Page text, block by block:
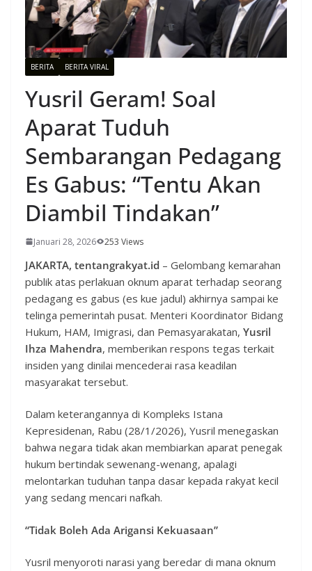
BERITA BERITA VIRAL
Yusril Geram! Soal
Aparat Tuduh
Sembarangan Pedagang
Es Gabus: “Tentu Akan
Diambil Tindakan”
Januari 28, 2026 253 Views
JAKARTA, tentangrakyat.id – Gelombang kemarahan
publik atas perlakuan oknum aparat terhadap seorang
pedagang es gabus (es kue jadul) akhirnya sampai ke
telinga pemerintah pusat. Menteri Koordinator Bidang
Hukum, HAM, Imigrasi, dan Pemasyarakatan, Yusril
Ihza Mahendra, memberikan respons tegas terkait
insiden yang dinilai mencederai rasa keadilan
masyarakat tersebut.
Dalam keterangannya di Kompleks Istana
Kepresidenan, Rabu (28/1/2026), Yusril menegaskan
bahwa negara tidak akan membiarkan aparat penegak
hukum bertindak sewenang-wenang, apalagi
melontarkan tuduhan tanpa dasar kepada rakyat kecil
yang sedang mencari nafkah.
“Tidak Boleh Ada Arigansi Kekuasaan”
Yusril menyoroti narasi yang beredar di mana oknum